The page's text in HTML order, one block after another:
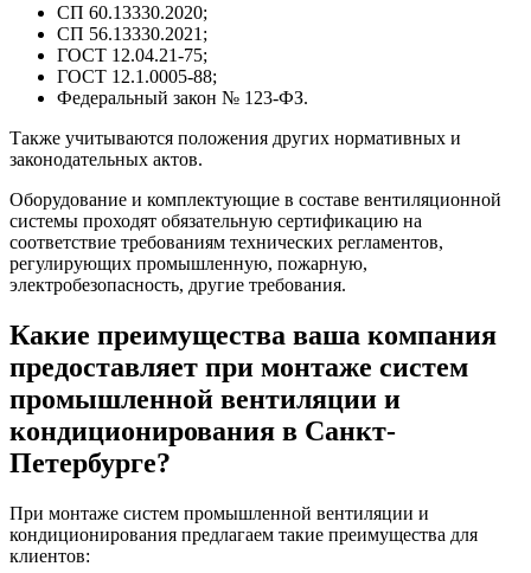
СП 60.13330.2020;
СП 56.13330.2021;
ГОСТ 12.04.21-75;
ГОСТ 12.1.0005-88;
Федеральный закон № 123-ФЗ.
Также учитываются положения других нормативных и
законодательных актов.
Оборудование и комплектующие в составе вентиляционной
системы проходят обязательную сертификацию на
соответствие требованиям технических регламентов,
регулирующих промышленную, пожарную,
электробезопасность, другие требования.
Какие преимущества ваша компания
предоставляет при монтаже систем
промышленной вентиляции и
кондиционирования в Санкт-
Петербурге?
При монтаже систем промышленной вентиляции и
кондиционирования предлагаем такие преимущества для
клиентов: